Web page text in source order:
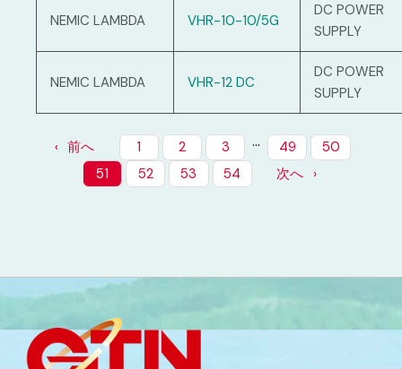
NEMIC LAMBDA VHR-10-10/5G
DC POWER
SUPPLY
NEMIC LAMBDA VHR-12 DC
DC POWER
SUPPLY
前へ 1 2 3 … 49
50
51
52 53 54 次へ